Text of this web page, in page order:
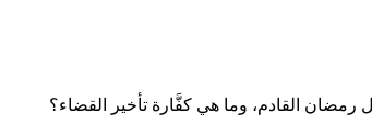
القادم، وما هي كفَّارة تأخير القضاء؟